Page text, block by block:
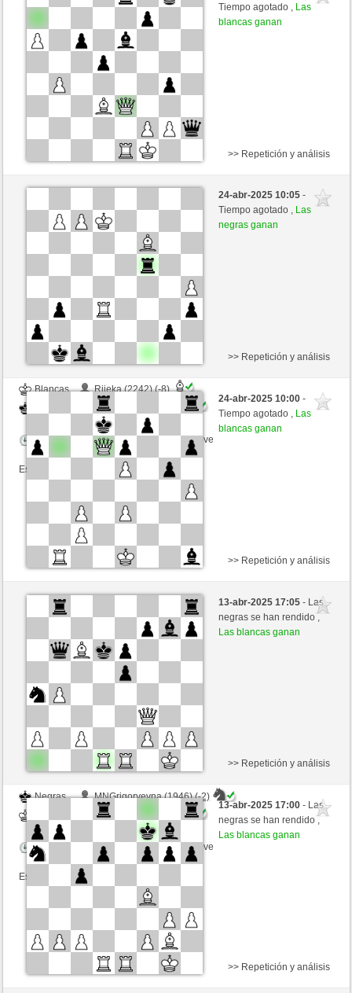
Tiempo agotado , Las
blancas ganan
Negras
Rijeka (2234) (-7)
Tiempo: 2 minutes/side + 0 seconds/move
>> Repetición y análisis
24-abr-2025 10:05-
Tiempo agotado , Las
negras ganan
Blancas
Rijeka (2242) (-8)
Kenshiro (2442) (+8)
Tiempo: 2 minutes/side + 0 seconds/move
Esta partida es por puntos
>> Repetición y análisis
24-abr-2025 10:00-
Tiempo agotado , Las
blancas ganan
Negras
Rijeka (2250) (-8)
Blancas
Tiempo: 2 minutes/side + 0 seconds/move
Esta partida es por puntos
>> Repetición y análisis
13-abr-2025 17:05- Las
negras se han rendido ,
Las blancas ganan
Negras
MNGrigoryevna (1946) (-2)
Kenshiro (2432) (+2)
Tiempo: 2 minutes/side + 0 seconds/move
Esta partida es por puntos
>> Repetición y análisis
13-abr-2025 17:00- Las
negras se han rendido ,
Las blancas ganan
>> Repetición y análisis